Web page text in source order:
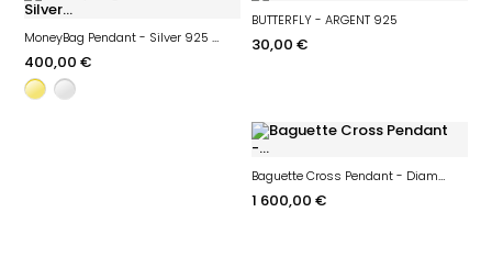
MoneyBag Pendant - Silver 925 - Moissanite
400,00 €
BUTTERFLY - ARGENT 925
30,00 €
Baguette Cross Pendant - Diamond - Or 10k - Limited edition
1 600,00 €